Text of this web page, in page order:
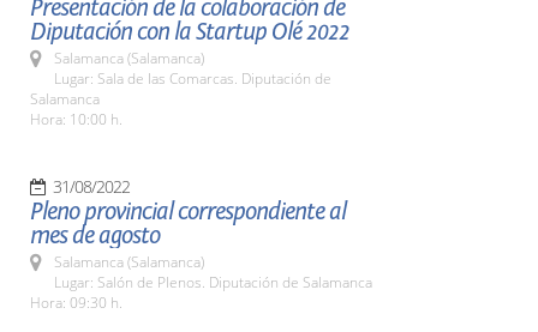
Presentación de la colaboración de
Diputación con la Startup Olé 2022
Salamanca (Salamanca)
Lugar: Sala de las Comarcas. Diputación de
Salamanca
Hora: 10:00 h.
31/08/2022
Pleno provincial correspondiente al
mes de agosto
Salamanca (Salamanca)
Lugar: Salón de Plenos. Diputación de Salamanca
Hora: 09:30 h.